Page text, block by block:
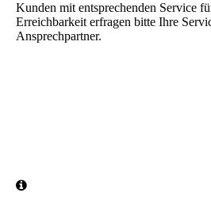
Kunden mit entsprechenden Service
Erreichbarkeit erfragen bitte Ihre
Ansprechpartner.